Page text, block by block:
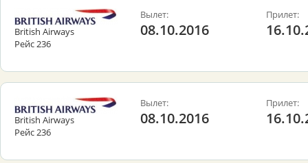
British Airways
Рейс 236
Вылет:
08.10.2016
Прилет:
British Airways
Рейс 236
Вылет:
08.10.2016
Прилет: